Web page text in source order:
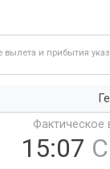
вылета и прибытия
Фактическое
15:07